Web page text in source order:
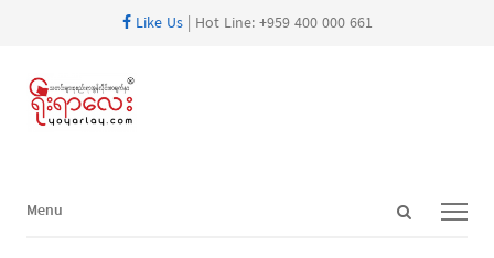
Like Us| Hot Line: +959 400 000 661
Open
Menu
Menu